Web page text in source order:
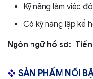
Kỹ năng làm việc
Có kỹ năng lập kế
Ngôn ngữ hồ sơ:
SẢN PHẨM NỔI